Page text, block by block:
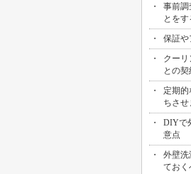
2026/07/29
愛知県知
ベランダ
した！
2026/07/29
名古屋市
他塗装工
2026/07/31
海部郡大
その他塗
た！
事前調
とをす
保証や
クー
との契
定期
ちさせ
DIYで
意点
外壁洗
ておく